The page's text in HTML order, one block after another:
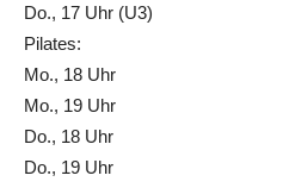
Do., 17 Uhr (U3)
Pilates:
Mo., 18 Uhr
Mo., 19 Uhr
Do., 18 Uhr
Do., 19 Uhr